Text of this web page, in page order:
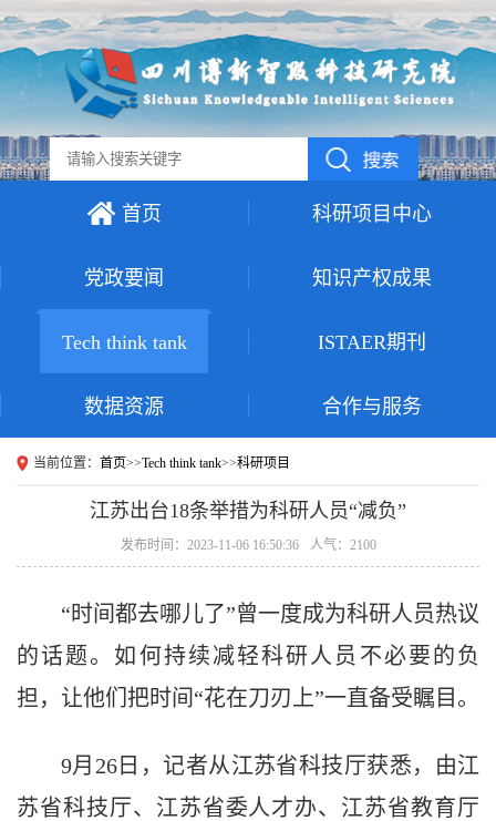
首页 科研项目中心
党政要闻 知识产权成果
Tech think tank ISTAER期刊
数据资源 合作与服务
当前位置： 首页>>Tech think tank>>科研项目
江苏出台18条举措为科研人员“减负”
发布时间：2023-11-06 16:50:36 人气：2100
“时间都去哪儿了”曾一度成为科研人员热议
的话题。如何持续减轻科研人员不必要的负
担，让他们把时间“花在刀刃上”一直备受瞩目。
9月26日，记者从江苏省科技厅获悉，由江
苏省科技厅、江苏省委人才办、江苏省教育厅